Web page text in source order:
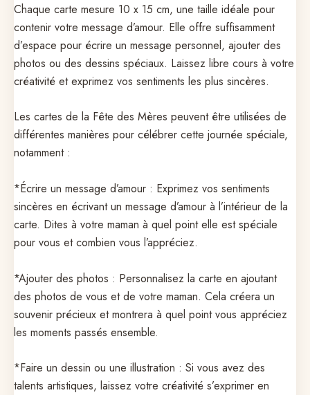
Chaque carte mesure 10 x 15 cm, une taille idéale pour
contenir votre message d’amour. Elle offre suffisamment
d’espace pour écrire un message personnel, ajouter des
photos ou des dessins spéciaux. Laissez libre cours à votre
créativité et exprimez vos sentiments les plus sincères.
Les cartes de la Fête des Mères peuvent être utilisées de
différentes manières pour célébrer cette journée spéciale,
notamment :
*Écrire un message d’amour : Exprimez vos sentiments
sincères en écrivant un message d’amour à l’intérieur de la
carte. Dites à votre maman à quel point elle est spéciale
pour vous et combien vous l’appréciez.
*Ajouter des photos : Personnalisez la carte en ajoutant
des photos de vous et de votre maman. Cela créera un
souvenir précieux et montrera à quel point vous appréciez
les moments passés ensemble.
*Faire un dessin ou une illustration : Si vous avez des
talents artistiques, laissez votre créativité s’exprimer en